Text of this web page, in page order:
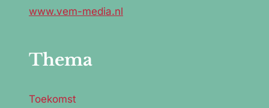
www.vem-media.nl
Thema
Toekomst